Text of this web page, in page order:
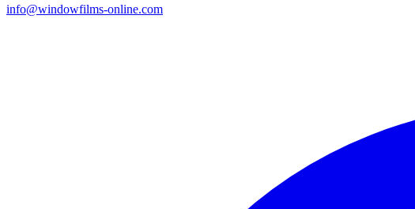
info@windowfilms-online.com